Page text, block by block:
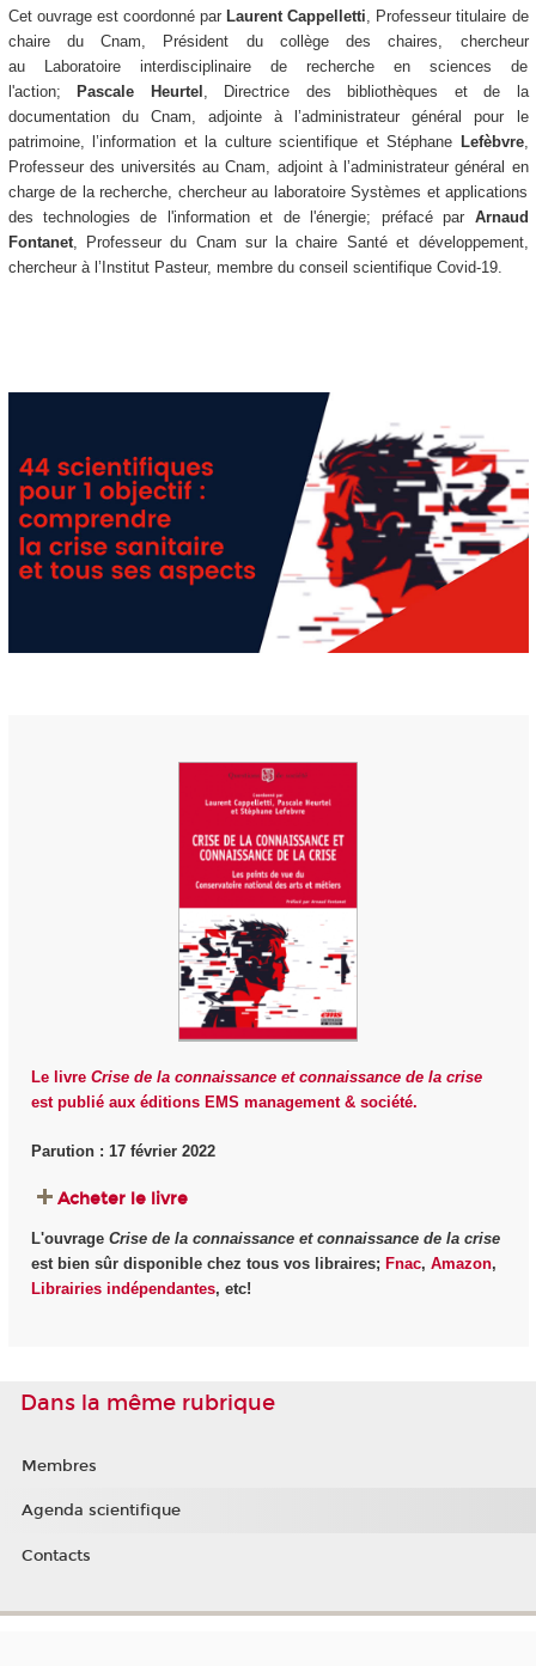
Cet ouvrage est coordonné parLaurent Cappelletti , Professeur titulaire de
chaire du Cnam, Président du collège des chaires, chercheur
au Laboratoire interdisciplinaire de recherche en sciences de
l'action; Pascale Heurtel , Directrice des bibliothèques et de la
documentation du Cnam, adjointe à l’administrateur général pour le
patrimoine, l’information et la culture scientifique et Stéphane Lefèbvre,
Professeur des universités au Cnam, adjoint à l’administrateur général en
charge de la recherche, chercheur au laboratoire Systèmes et applications
des technologies de l'information et de l'énergie; préfacé par Arnaud
Fontanet, Professeur du Cnam sur la chaire Santé et développement,
chercheur à l’Institut Pasteur, membre du conseil scientifique Covid-19.
Le livre Crise de la connaissance et connaissance de la crise
est publié aux éditions EMS management & société.
Parution : 17 février 2022
Acheter le livre
L'ouvrage Crise de la connaissance et connaissance de la crise
est bien sûr disponible chez tous vos libraires; Fnac, Amazon,
Librairies indépendantes, etc!
Dans la même rubrique
Membres
Agenda scientifique
Contacts